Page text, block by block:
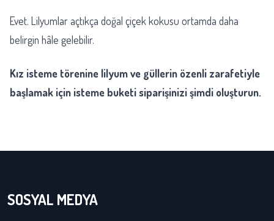
Evet. Lilyumlar açtıkça doğal çiçek kokusu ortamda daha
belirgin hâle gelebilir.
Kız isteme törenine lilyum ve güllerin özenli zarafetiyle
başlamak için isteme buketi siparişinizi şimdi oluşturun.
SOSYAL MEDYA